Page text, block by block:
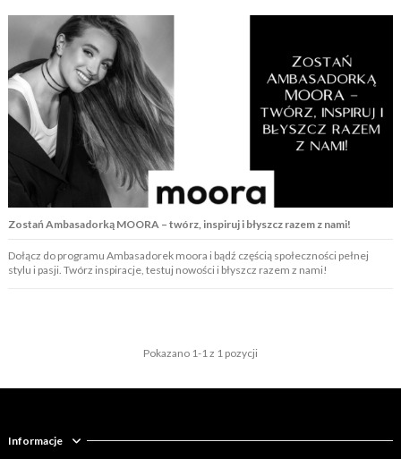
Zostań Ambasadorką MOORA – twórz, inspiruj i błyszcz razem z nami!
Dołącz do programu Ambasadorek moora i bądź częścią społeczności pełnej
stylu i pasji. Twórz inspiracje, testuj nowości i błyszcz razem z nami!
Pokazano 1-1 z 1 pozycji
Informacje